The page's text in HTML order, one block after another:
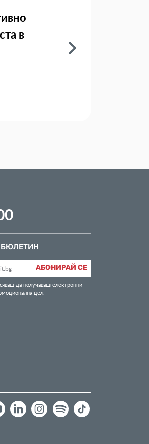
в
АБОНИРАЙ СЕ
да получаваш електронни
цел.